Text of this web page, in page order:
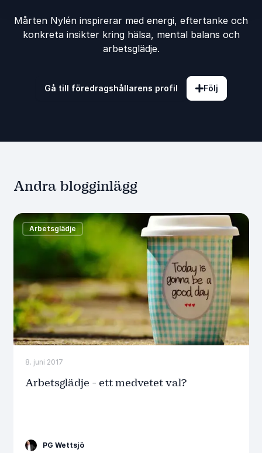
Mårten Nylén inspirerar med energi, eftertanke och
konkreta insikter kring hälsa, mental balans och
arbetsglädje.
Gå till föredragshållarens profil Följ
Andra blogginlägg
8. juni 2017
Arbetsglädje - ett medvetet val?
Arbetsglädje
PG Wettsjö